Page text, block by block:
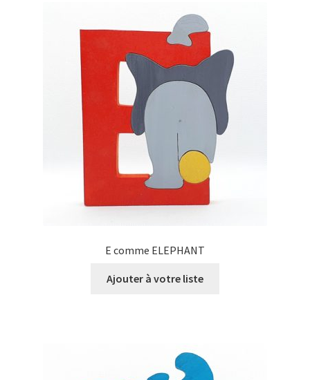
E comme ELEPHANT
Ajouter à votre liste